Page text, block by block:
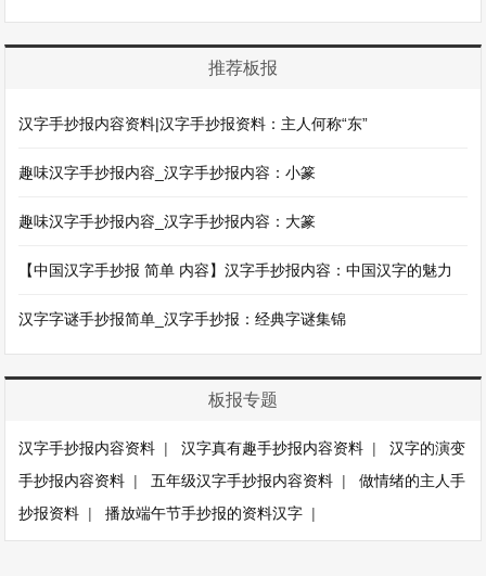
推荐板报
汉字手抄报内容资料|汉字手抄报资料：主人何称“东”
趣味汉字手抄报内容_汉字手抄报内容：小篆
趣味汉字手抄报内容_汉字手抄报内容：大篆
【中国汉字手抄报 简单 内容】汉字手抄报内容：中国汉字的魅力
汉字字谜手抄报简单_汉字手抄报：经典字谜集锦
板报专题
汉字手抄报内容资料 |汉字真有趣手抄报内容资料 |汉字的演变
手抄报内容资料 |五年级汉字手抄报内容资料 |做情绪的主人手
抄报资料 |播放端午节手抄报的资料汉字 |